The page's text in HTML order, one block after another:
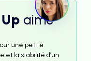
aime
une petite
et la stabilité d’un